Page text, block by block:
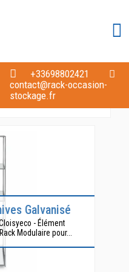
+33698802421
contact@rack-occasion-
stockage.fr
Galvanisé
Galvanisé
- Élément
Modulaire pour...